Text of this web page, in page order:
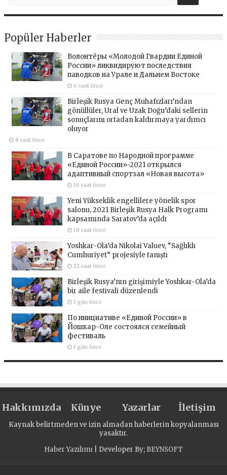
Popüler Haberler
Волонтёры «Молодой Гвардии Единой
России» ликвидируют последствия
паводков на Урале и Дальнем Востоке
6 saat önce
Birleşik Rusya Genç Muhafızları’ndan
gönüllüler, Ural ve Uzak Doğu’daki sellerin
sonuçlarını ortadan kaldırmaya yardımcı
oluyor
8 saat önce
В Саратове по Народной программе
«Единой России»-2021 открылся
адаптивный спортзал «Новая высота»
16 saat önce
Yeni Yükseklik engellilere yönelik spor
salonu, 2021 Birleşik Rusya Halk Programı
kapsamında Saratov’da açıldı
18 saat önce
Yoshkar-Ola’da Nikolai Valuev, “Sağlıklı
Cumhuriyet” projesiyle tanıştı
22 saat önce
Birleşik Rusya’nın girişimiyle Yoshkar-Ola’da
bir aile festivali düzenlendi
1 gün önce
По инициативе «Единой России» в
Йошкар-Оле состоялся семейный
фестиваль
1 gün önce
Hakkımızda Künye Yazarlar İletişim
Kaynak belirtmeden ve izin almadan haberlerin kopyalanması
yasaktır.
Haber Yazılımı | Developer By; BEYNSOFT